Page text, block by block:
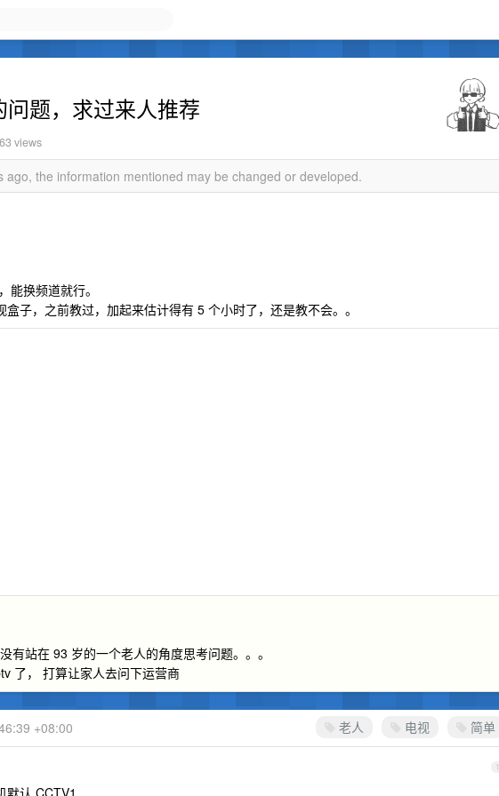
题，求过来人推荐
views
ago, the information mentioned may be changed or developed.
能换频道就行。
子，之前教过，加起来估计得有 5 个小时了，还是教不会。。
有站在 93 岁的一个老人的角度思考问题。。。
了， 打算让家人去问下运营商
老人 电视 简单
+08:00
1
默认 CCTV1